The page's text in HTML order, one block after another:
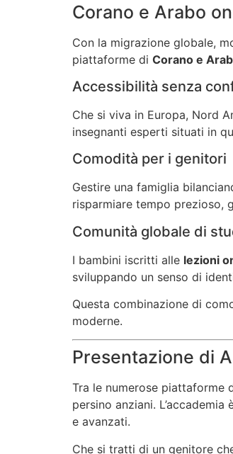
Corano e Arabo
Con la migrazione globale,
piattaforme di Corano e
Accessibilità senza
Che si viva in Europa, Nord
insegnanti esperti situati in
Comodità per i genitori
Gestire una famiglia
risparmiare tempo prezioso,
Comunità globale di
I bambini iscritti alle lezioni
sviluppando un senso di
Questa combinazione di
moderne.
Presentazione di
Tra le numerose piattaforme
persino anziani.
e avanzati.
Che si tratti di un genitore